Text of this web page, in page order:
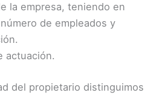
la empresa, teniendo en
de empleados y
actuación.
del propietario distinguimos